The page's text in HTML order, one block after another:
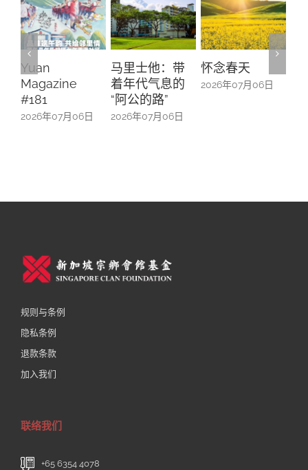
Yuan
Magazine
#181
2026年07月06日
马里士他：带
着年代气息的
“阿公的路”
2026年07月06日
怀念春天
2026年07月06日
规则与条例
隐私条例
退款条款
加入我们
联络我们
+65 6354 4078